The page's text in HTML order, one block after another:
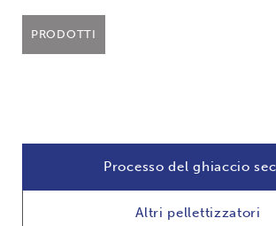
PRODOTTI
Processo del ghiaccio
Altri pellettizzatori